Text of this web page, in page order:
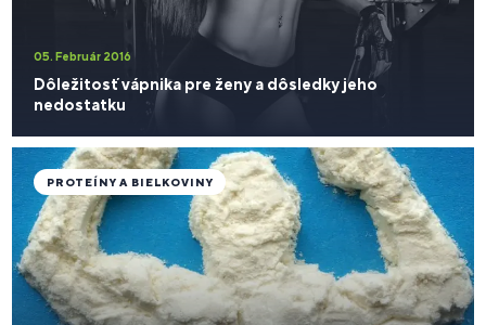
05. Február 2016
Dôležitosť vápnika pre ženy a dôsledky jeho
nedostatku
PROTEÍNY A BIELKOVINY